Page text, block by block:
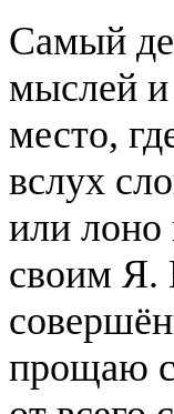
Самый
мыслей и
место,
вслух
или лоно
своим Я.
прощаю